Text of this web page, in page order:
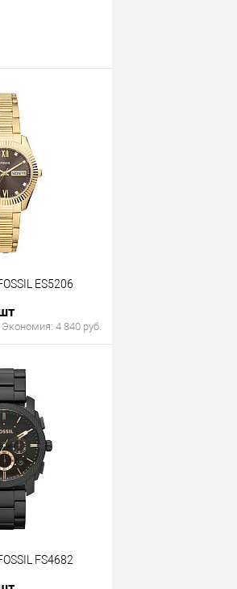
ES5206
Экономия: 4 840 руб.
К сравнению
В наличии
FS4682